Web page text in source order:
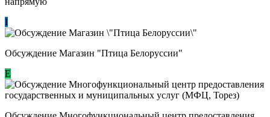
I
Обсуждение Магазин "Птица Белоруссии"
Е